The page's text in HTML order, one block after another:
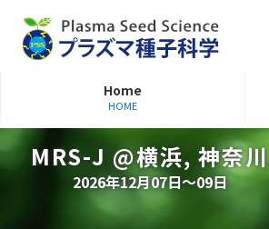
Home
HOME
MRS-J @横浜, 神奈川
2026年12月07日～09日